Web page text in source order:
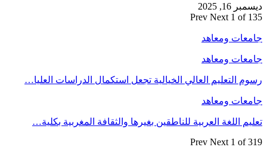
ديسمبر 16, 2025
Prev Next 1 of 135
جامعات ومعاهد
جامعات ومعاهد
رسوم التعليم العالي الخيالية تجعل استكمال الدراسات العليا…
جامعات ومعاهد
تعليم اللغة العربية للناطقين بغيرها والثقافة المغربية بكلية…
Prev Next 1 of 319